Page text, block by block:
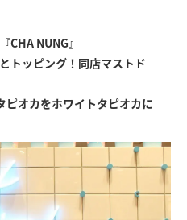
CHA NUNG』
トッピング！同店マストド
ピオカをホワイトタピオカに